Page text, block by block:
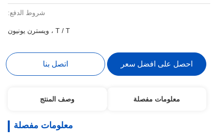
شروط الدفع:
T / T ، ويسترن يونيون
احصل على افضل سعر اتصل بنا
معلومات مفصلة وصف المنتج
معلومات مفصلة